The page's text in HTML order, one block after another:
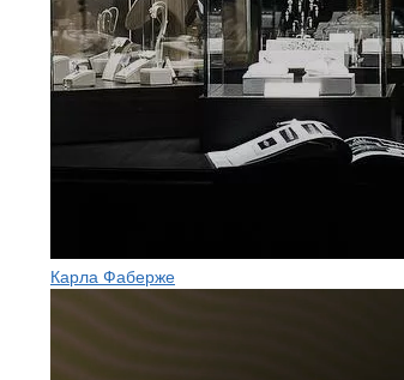
Карла Фаберже